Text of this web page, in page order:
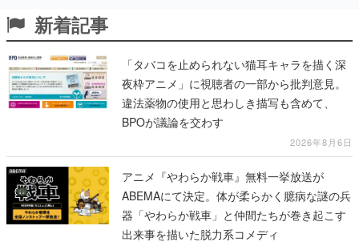
新着記事
「タバコを止められない猫耳キャラを描く深
夜枠アニメ」に視聴者の一部から批判意見。
違法薬物の使用と思わしき描写も含めて、
BPOが議論を交わす
2026年8月6日
アニメ『やわらか戦車』無料一挙放送が
ABEMAにて決定。体が柔らかく臆病な謎の兵
器「やわらか戦車」と仲間たちが巻き起こす
出来事を描いた脱力系コメディ